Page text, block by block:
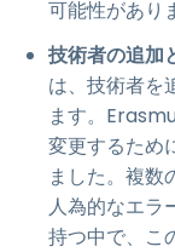
可能性があり
技術者の追加
は、技術者を
ます。
変更するため
ました。複数
人為的なエラ
持つ中で、こ